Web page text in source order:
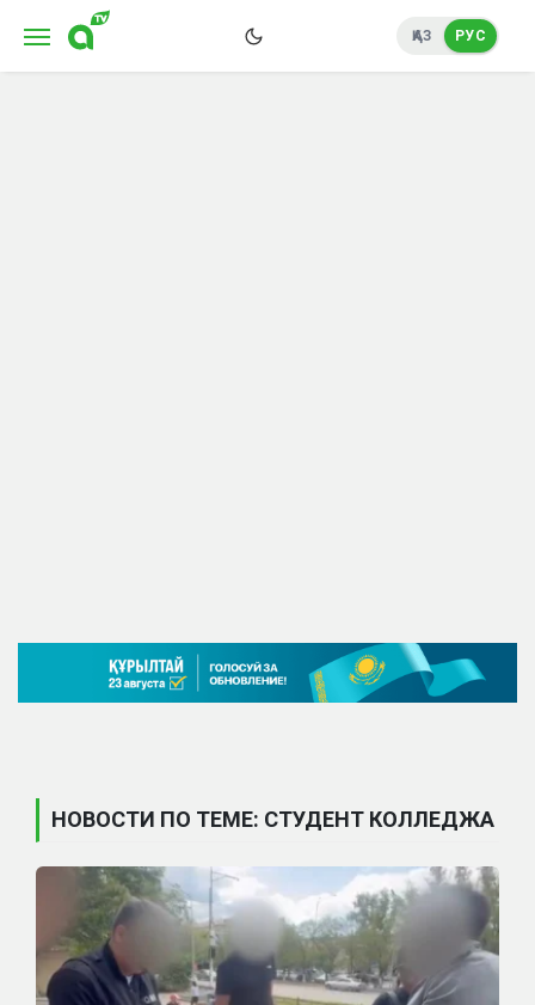
ҚАЗ РУС
НОВОСТИ ПО ТЕМЕ: СТУДЕНТ КОЛЛЕДЖА